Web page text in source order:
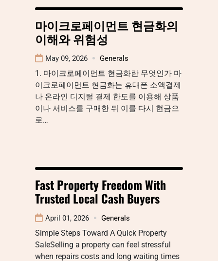
마이크로페이먼트 현금화의
이해와 위험성
May 09, 2026 Generals
1. 마이크로페이먼트 현금화란 무엇인가 마
이크로페이먼트 현금화는 휴대폰 소액결제
나 온라인 디지털 결제 한도를 이용해 상품
이나 서비스를 구매한 뒤 이를 다시 현금으
로…
Fast Property Freedom With
Trusted Local Cash Buyers
April 01, 2026 Generals
Simple Steps Toward A Quick Property
SaleSelling a property can feel stressful
when repairs costs and long waiting times